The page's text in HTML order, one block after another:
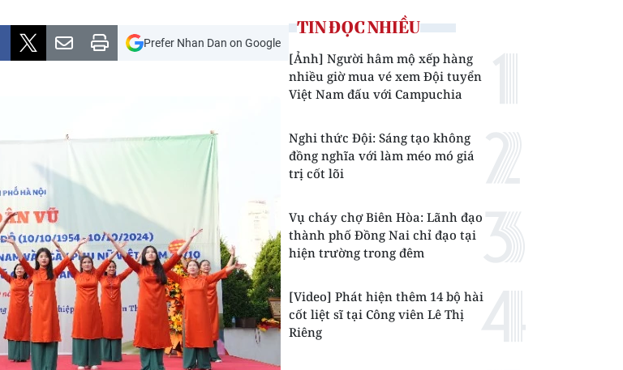
Prefer Nhan Dan on Google
TIN ĐỌC NHIỀU
[Ảnh] Người hâm mộ xếp hàng
nhiều giờ mua vé xem Đội tuyển
Việt Nam đấu với Campuchia
Nghi thức Đội: Sáng tạo không
đồng nghĩa với làm méo mó giá
trị cốt lõi
Vụ cháy chợ Biên Hòa: Lãnh đạo
thành phố Đồng Nai chỉ đạo tại
hiện trường trong đêm
[Video] Phát hiện thêm 14 bộ hài
cốt liệt sĩ tại Công viên Lê Thị
Riêng